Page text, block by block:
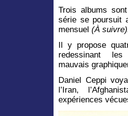
Trois albums
série se poursuit
mensuel (À s
Il y propose
redessinant
mauvais
Daniel Ceppi
l’Iran,
expériences